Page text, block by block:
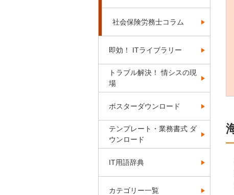
社会保険労務士コラム
即効！ ITライブラリー
トラブル解決！ 情シスの現
場
ポスターダウンロード
テンプレート・業務書式 ダ
ウンロード
IT用語辞典
カテゴリー一覧